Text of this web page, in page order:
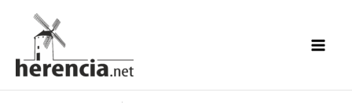
contenido